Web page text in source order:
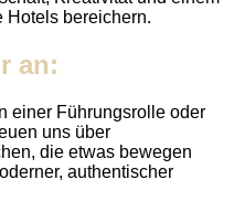
Hotels bereichern.
an:
einer Führungsrolle oder
uns über
die etwas bewegen
authentischer